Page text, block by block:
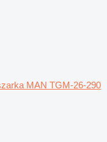
MAN TGM-26-290